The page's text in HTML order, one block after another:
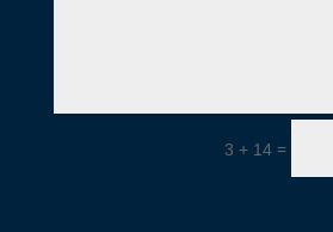
3 + 14 =